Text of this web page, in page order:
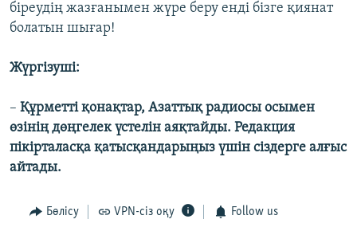
біреудің жазғанымен жүре беру енді бізге қиянат
болатын шығар!
Жүргізуші:
– Құрметті қонақтар, Азаттық радиосы осымен
өзінің дөңгелек үстелін аяқтайды. Редакция
пікірталасқа қатысқандарыңыз үшін сіздерге алғыс
айтады.
Бөлісу VPN-сіз оқу Follow us